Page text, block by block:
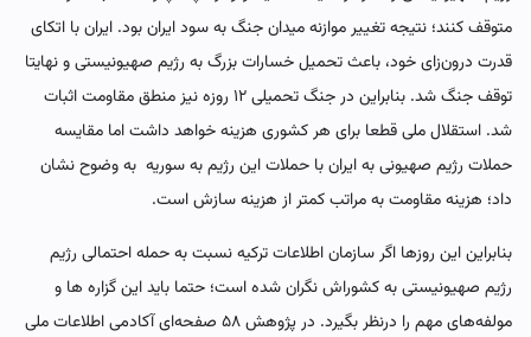
متوقف کنند؛ نتیجه تغییر موازنه میدان جنگ به سود ایران بود. ایران با اتکای
قدرت درون‌زای خود، باعث تحمیل خسارات بزرگ به رژیم صهیونیستی و نهایتا
توقف جنگ شد. بنابراین در جنگ تحمیلی ۱۲ روزه نیز منطق مقاومت اثبات
شد. استقلال ملی قطعا برای هر کشوری هزینه خواهد داشت اما مقایسه
حملات رژیم صهیونی به ایران با حملات این رژیم به سوریه به وضوح نشان
داد؛ هزینه مقاومت به مراتب کمتر از هزینه سازش است.
بنابراین این روزها اگر سازمان اطلاعات ترکیه نسبت به حمله احتمالی رژیم
رژیم صهیونیستی به کشور‌اش نگران شده است؛ حتما باید این گزاره ها و
مولفه‌های مهم را درنظر بگیرد. در پژوهش ۵۸ صفحه‌ای آکادمی اطلاعات ملی